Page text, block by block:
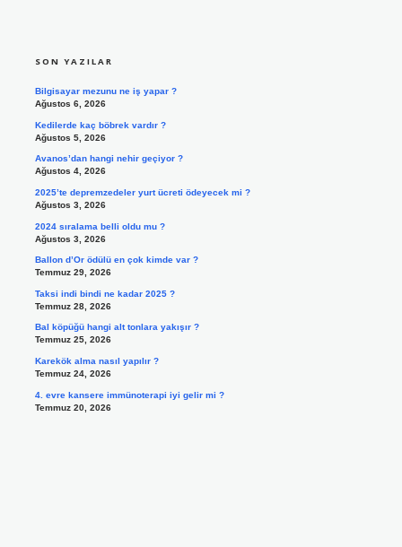
SON YAZILAR
Bilgisayar mezunu ne iş yapar ?
Ağustos 6, 2026
Kedilerde kaç böbrek vardır ?
Ağustos 5, 2026
Avanos’dan hangi nehir geçiyor ?
Ağustos 4, 2026
2025’te depremzedeler yurt ücreti ödeyecek mi ?
Ağustos 3, 2026
2024 sıralama belli oldu mu ?
Ağustos 3, 2026
Ballon d’Or ödülü en çok kimde var ?
Temmuz 29, 2026
Taksi indi bindi ne kadar 2025 ?
Temmuz 28, 2026
Bal köpüğü hangi alt tonlara yakışır ?
Temmuz 25, 2026
Karekök alma nasıl yapılır ?
Temmuz 24, 2026
4. evre kansere immünoterapi iyi gelir mi ?
Temmuz 20, 2026